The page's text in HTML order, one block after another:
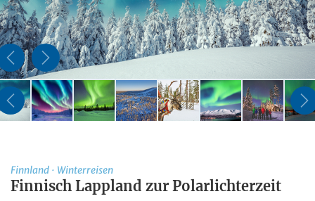
Finnland · Winterreisen
Finnisch Lappland zur Polarlichterzeit